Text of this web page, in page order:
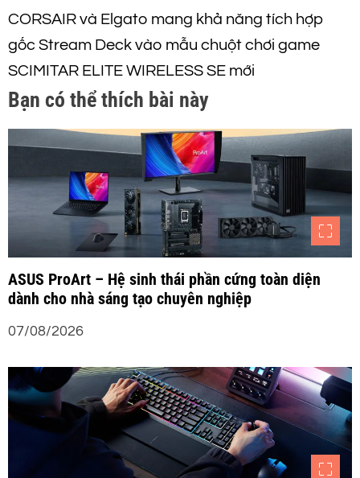
u
h
ư
ớ
n
g
b
à
v
i
CORSAIR và Elgato mang khả năng tích hợp
gốc Stream Deck vào mẫu chuột chơi game
SCIMITAR ELITE WIRELESS SE mới
Bạn có thể thích bài này
ASUS ProArt – Hệ sinh thái phần cứng toàn diện
dành cho nhà sáng tạo chuyên nghiệp
07/08/2026